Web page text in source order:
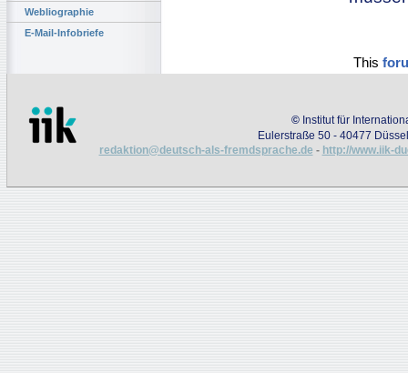
Webliographie
E-Mail-Infobriefe
This
© Institut für
Eulerstraße 50 - 40477
redaktion@deutsch-als-fremdsprache.de - http://www.iik-